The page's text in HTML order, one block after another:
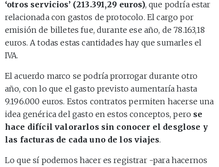
‘otros servicios’ (213.391,29 euros), que podría estar
relacionada con gastos de protocolo. El cargo por
emisión de billetes fue, durante ese año, de 78.163,18
euros. A todas estas cantidades hay que sumarles el
IVA.
El acuerdo marco se podría prorrogar durante otro
año, con lo que el gasto previsto aumentaría hasta
9.196.000 euros. Estos contratos permiten hacerse una
idea genérica del gasto en estos conceptos, pero se
hace difícil valorarlos sin conocer el desglose y
las facturas de cada uno de los viajes.
Lo que sí podemos hacer es registrar -para hacernos